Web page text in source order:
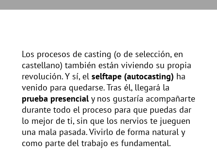
Los procesos de casting (o de selección, en
castellano) también están viviendo su propia
revolución. Y sí, el selftape (autocasting) ha
venido para quedarse. Tras él, llegará la
prueba presencialy nos gustaría acompañarte
durante todo el proceso para que puedas dar
lo mejor de ti, sin que los nervios te jueguen
una mala pasada. Vivirlo de forma natural y
como parte del trabajo es fundamental.